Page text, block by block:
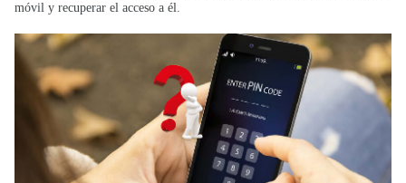
móvil y recuperar el acceso a él.